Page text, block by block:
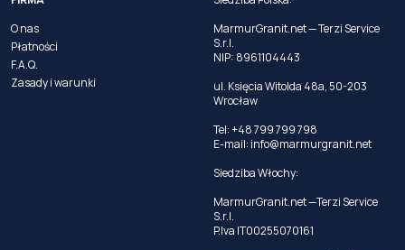
O nas
Płatności
F.A.Q.
Zasady i warunki
MarmurGranit.net — Terzi Service
S.r.l.
NIP: 8961104443
ul. Księcia Witolda 48a, 50-203
Wrocław
Tel: +48 799 799 798
E-mail: info@marmurgranit.net
Siedziba Włochy:
MarmurGranit.net —Terzi Service
S.r.l.
P.Iva IT00255070161